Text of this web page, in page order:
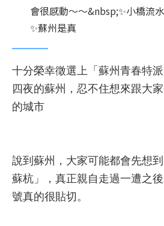
會很感動～～&nbsp;✨小橋流
✨蘇州是真
十分榮幸徵選上「蘇州青春特
四夜的蘇州，忍不住想來跟大
的城市
說到蘇州，大家可能都會先想
蘇杭」，真正親自走過一遭之
號真的很貼切。